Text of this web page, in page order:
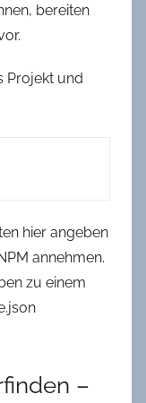
bereiten
Projekt und
hier angeben
annehmen.
zu einem
–